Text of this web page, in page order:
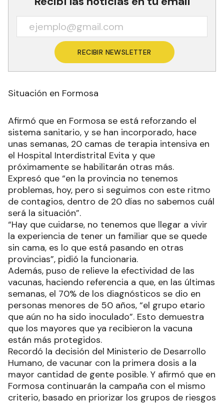
RECIBIR NEWSLETTER
Situación en Formosa
Afirmó que en Formosa se está reforzando el
sistema sanitario, y se han incorporado, hace
unas semanas, 20 camas de terapia intensiva en
el Hospital Interdistrital Evita y que
próximamente se habilitarán otras más.
Expresó que “en la provincia no tenemos
problemas, hoy, pero si seguimos con este ritmo
de contagios, dentro de 20 días no sabemos cuál
será la situación”.
“Hay que cuidarse, no tenemos que llegar a vivir
la experiencia de tener un familiar que se quede
sin cama, es lo que está pasando en otras
provincias”, pidió la funcionaria.
Además, puso de relieve la efectividad de las
vacunas, haciendo referencia a que, en las últimas
semanas, el 70% de los diagnósticos se dio en
personas menores de 50 años, “el grupo etario
que aún no ha sido inoculado”. Esto demuestra
que los mayores que ya recibieron la vacuna
están más protegidos.
Recordó la decisión del Ministerio de Desarrollo
Humano, de vacunar con la primera dosis a la
mayor cantidad de gente posible. Y afirmó que en
Formosa continuarán la campaña con el mismo
criterio, basado en priorizar los grupos de riesgos